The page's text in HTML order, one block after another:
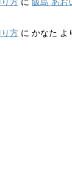
方 に かなた よ